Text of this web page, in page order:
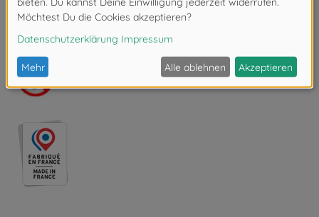
Batteriebetrieb: 2x LR03/AAA Micro Batterien (nicht
enthalten).
Nicht geeignet für Kinder unter 3
Jahren. Erstickungsgefahr durch Kleinteile.